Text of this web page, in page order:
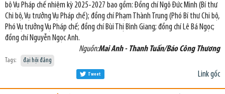
bộ Vụ Pháp chế nhiệm kỳ 2025-2027 bao gồm: Đồng chí Ngô Đức Minh (Bí thư
Chi bộ, Vụ trưởng Vụ Pháp chế); đồng chí Phạm Thành Trung (Phó Bí thư Chi bộ,
Phó Vụ trưởng Vụ Pháp chế; đồng chí Bùi Thị Bình Giang; đồng chí Lê Bá Ngọc;
đồng chí Nguyễn Ngọc Anh.
Nguồn:Mai Anh - Thanh Tuấn/Báo Công Thương
Tags: đại hội đảng
Link gốc
Tweet